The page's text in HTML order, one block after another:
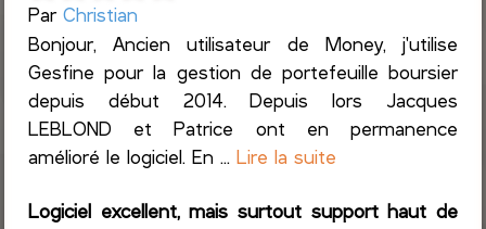
ParChristian
Bonjour, Ancien utilisateur de Money, j'utilise
Gesfine pour la gestion de portefeuille boursier
depuis début 2014. Depuis lors Jacques
LEBLOND et Patrice ont en permanence
amélioré le logiciel. En ...Lire la suite
Logiciel excellent, mais surtout support haut de